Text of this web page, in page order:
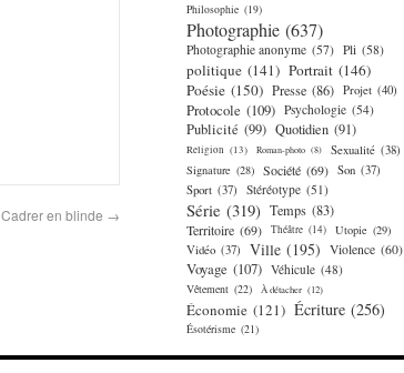
Cadrer en blinde →
Philosophie (19)
Photographie (637)
Photographie anonyme (57) Pli (58)
politique (141) Portrait (146)
Poésie (150) Presse (86) Projet (40)
Protocole (109) Psychologie (54)
Publicité (99) Quotidien (91)
Religion (13) Roman-photo (8) Sexualité (38)
Signature (28) Société (69) Son (37)
Sport (37) Stéréotype (51)
Série (319) Temps (83)
Territoire (69) Théâtre (14) Utopie (29)
Vidéo (37) Ville (195) Violence (60)
Voyage (107) Véhicule (48)
Vêtement (22) À détacher (12)
Économie (121) Écriture (256)
Ésotérisme (21)